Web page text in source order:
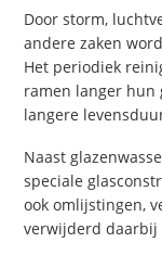
Door storm,
andere zaken
Het periodiek
ramen langer hun
langere
Naast
speciale
ook omlijstingen,
verwijderd daarbij